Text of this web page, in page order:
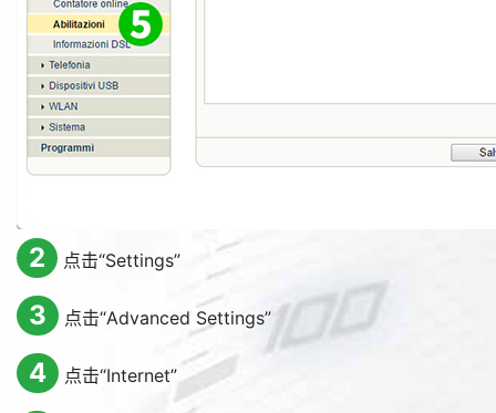
2 点击“Settings”
3 点击“Advanced Settings”
4 点击“Internet”